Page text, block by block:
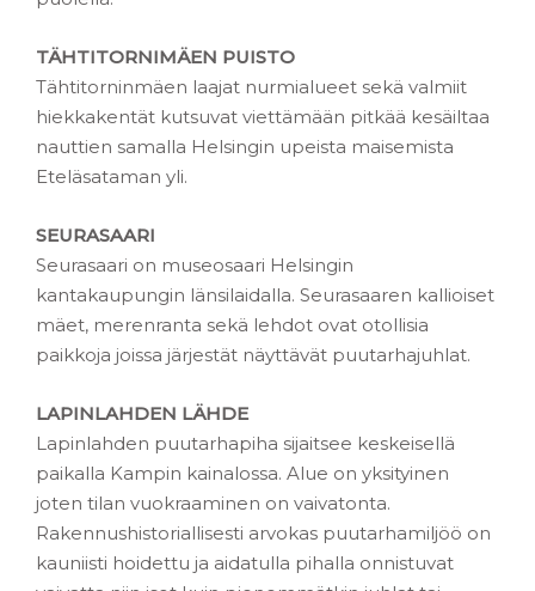
TÄHTITORNIMÄEN PUISTO
Tähtitorninmäen laajat nurmialueet sekä valmiit
hiekkakentät kutsuvat viettämään pitkää kesäiltaa
nauttien samalla Helsingin upeista maisemista
Eteläsataman yli.
SEURASAARI
Seurasaari on museosaari Helsingin
kantakaupungin länsilaidalla. Seurasaaren kallioiset
mäet, merenranta sekä lehdot ovat otollisia
paikkoja joissa järjestät näyttävät puutarhajuhlat.
LAPINLAHDEN LÄHDE
Lapinlahden puutarhapiha sijaitsee keskeisellä
paikalla Kampin kainalossa. Alue on yksityinen
joten tilan vuokraaminen on vaivatonta.
Rakennushistoriallisesti arvokas puutarhamiljöö on
kauniisti hoidettu ja aidatulla pihalla onnistuvat